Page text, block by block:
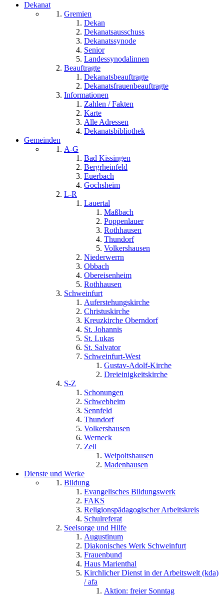
Dekanat
Gremien
Dekan
Dekanatsausschuss
Dekanatssynode
Senior
Landessynodalinnen
Beauftragte
Dekanatsbeauftragte
Dekanatsfrauenbeauftragte
Informationen
Zahlen / Fakten
Karte
Alle Adressen
Dekanatsbibliothek
Gemeinden
A-G
Bad Kissingen
Bergrheinfeld
Euerbach
Gochsheim
L-R
Lauertal
Maßbach
Poppenlauer
Rothhausen
Thundorf
Volkershausen
Niederwerrn
Obbach
Obereisenheim
Rothhausen
Schweinfurt
Auferstehungskirche
Christuskirche
Kreuzkirche Oberndorf
St. Johannis
St. Lukas
St. Salvator
Schweinfurt-West
Gustav-Adolf-Kirche
Dreieinigkeitskirche
S-Z
Schonungen
Schwebheim
Sennfeld
Thundorf
Volkershausen
Werneck
Zell
Weipoltshausen
Madenhausen
Dienste und Werke
Bildung
Evangelisches Bildungswerk
FAKS
Religionspädagogischer Arbeitskreis
Schulreferat
Seelsorge und Hilfe
Augustinum
Diakonisches Werk Schweinfurt
Frauenbund
Haus Marienthal
Kirchlicher Dienst in der Arbeitswelt (kda)
/ afa
Aktion: freier Sonntag